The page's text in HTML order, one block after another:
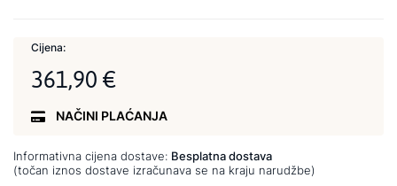
Cijena:
361,90 €
NAČINI PLAĆANJA
Informativna cijena dostave: Besplatna dostava
(točan iznos dostave izračunava se na kraju narudžbe)